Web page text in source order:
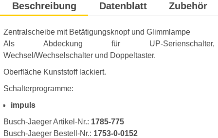
Beschreibung Datenblatt Zubehör
Zentralscheibe mit Betätigungsknopf und Glimmlampe
Als Abdeckung für UP-Serienschalter,
Wechsel/Wechselschalter und Doppeltaster.
Oberfläche Kunststoff lackiert.
Schalterprogramme:
impuls
Busch-Jaeger Artikel-Nr.: 1785-775
Busch-Jaeger Bestell-Nr.: 1753-0-0152